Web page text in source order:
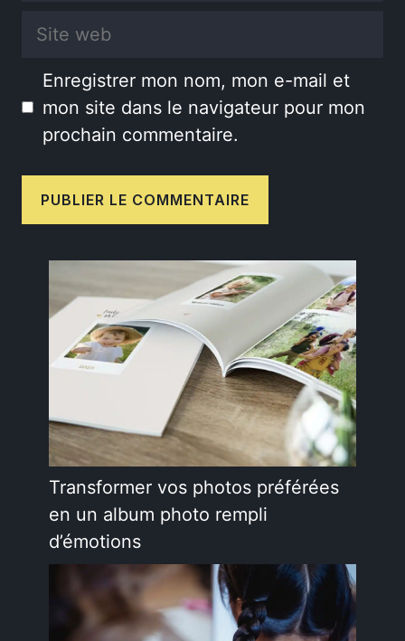
Site
Enregistrer mon nom, mon e-mail et
mon site dans le navigateur pour mon
prochain commentaire.
Transformer vos photos préférées
en un album photo rempli
d’émotions